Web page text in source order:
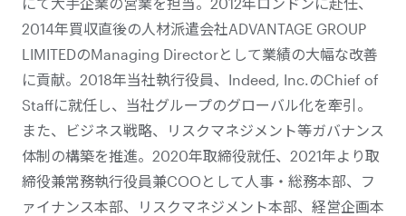
2014年買収直後の人材派遣会社ADVANTAGE GROUP
LIMITEDのManaging Directorとして業績の大幅な改善
に貢献。2018年当社執行役員、Indeed, Inc.のChief of
Staffに就任し、当社グループのグローバル化を牽引。
また、ビジネス戦略、リスクマネジメント等ガバナンス
体制の構築を推進。2020年取締役就任、2021年より取
締役兼常務執行役員兼COOとして人事・総務本部、フ
ァイナンス本部、リスクマネジメント本部、経営企画本